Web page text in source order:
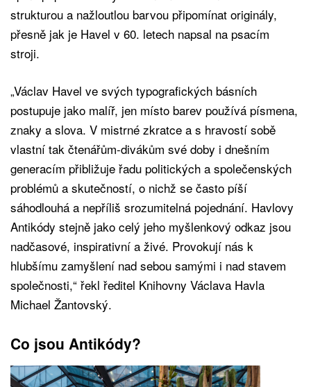
strukturou a nažloutlou barvou připomínat originály,
přesně jak je Havel v 60. letech napsal na psacím
stroji.
„Václav Havel ve svých typografických básních
postupuje jako malíř, jen místo barev používá písmena,
znaky a slova. V mistrné zkratce a s hravostí sobě
vlastní tak čtenářům-divákům své doby i dnešním
generacím přibližuje řadu politických a společenských
problémů a skutečností, o nichž se často píší
sáhodlouhá a nepříliš srozumitelná pojednání. Havlovy
Antikódy stejně jako celý jeho myšlenkový odkaz jsou
nadčasové, inspirativní a živé. Provokují nás k
hlubšímu zamyšlení nad sebou samými i nad stavem
společnosti,“ řekl ředitel Knihovny Václava Havla
Michael Žantovský.
Co jsou Antikódy?